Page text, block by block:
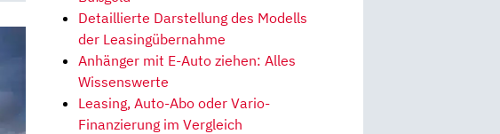
Detaillierte Darstellung des Modells
der Leasingübernahme
Anhänger mit E-Auto ziehen: Alles
Wissenswerte
Leasing, Auto-Abo oder Vario-
Finanzierung im Vergleich